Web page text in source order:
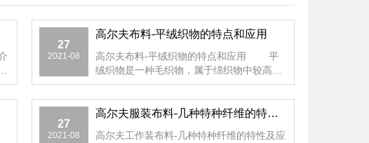
27
2021-08
高尔夫布料-平绒织物的特点和应用
高尔夫布料-平绒织物的特点和应用 平
绒织物是一种毛织物，属于绵织物中较高档
的产品。这种织物的表面...
27
2021-08
高尔夫服装布料-几种特种纤维的特性及应用
高尔夫工作装布料-几种特种纤维的特性及应